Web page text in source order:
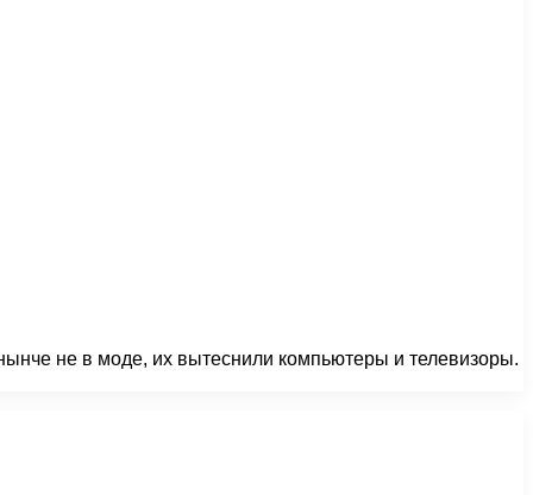
не в моде, их вытеснили компьютеры и телевизоры.